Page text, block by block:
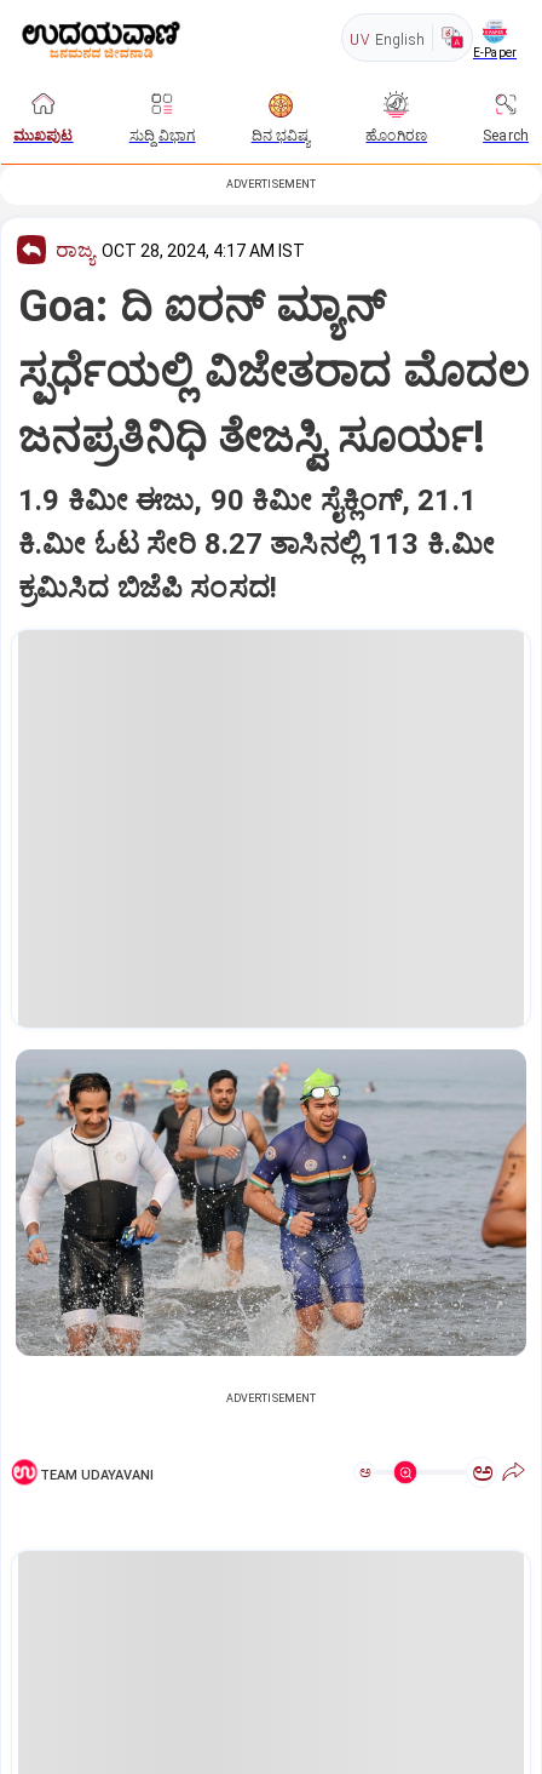
UV English
E-Paper
ಮುಖಪುಟ ಸುದ್ದಿ ವಿಭಾಗ ದಿನ ಭವಿಷ್ಯ ಹೊಂಗಿರಣ Search
ADVERTISEMENT
ರಾಜ್ಯ OCT 28, 2024, 4:17 AM IST
Goa: ದಿ ಐರನ್​ ಮ್ಯಾನ್​
ಸ್ಪರ್ಧೆಯಲ್ಲಿ ವಿಜೇತರಾದ ಮೊದಲ
ಜನಪ್ರತಿನಿಧಿ ತೇಜಸ್ವಿ ಸೂರ್ಯ!
1.9 ಕಿಮೀ ಈಜು, 90 ಕಿಮೀ ಸೈಕ್ಲಿಂಗ್, 21.1
ಕಿ.ಮೀ ಓಟ ಸೇರಿ 8.27 ತಾಸಿನಲ್ಲಿ 113 ಕಿ.ಮೀ
ಕ್ರಮಿಸಿದ ಬಿಜೆಪಿ ಸಂಸದ!
ADVERTISEMENT
TEAM UDAYAVANI ಅ ಅ